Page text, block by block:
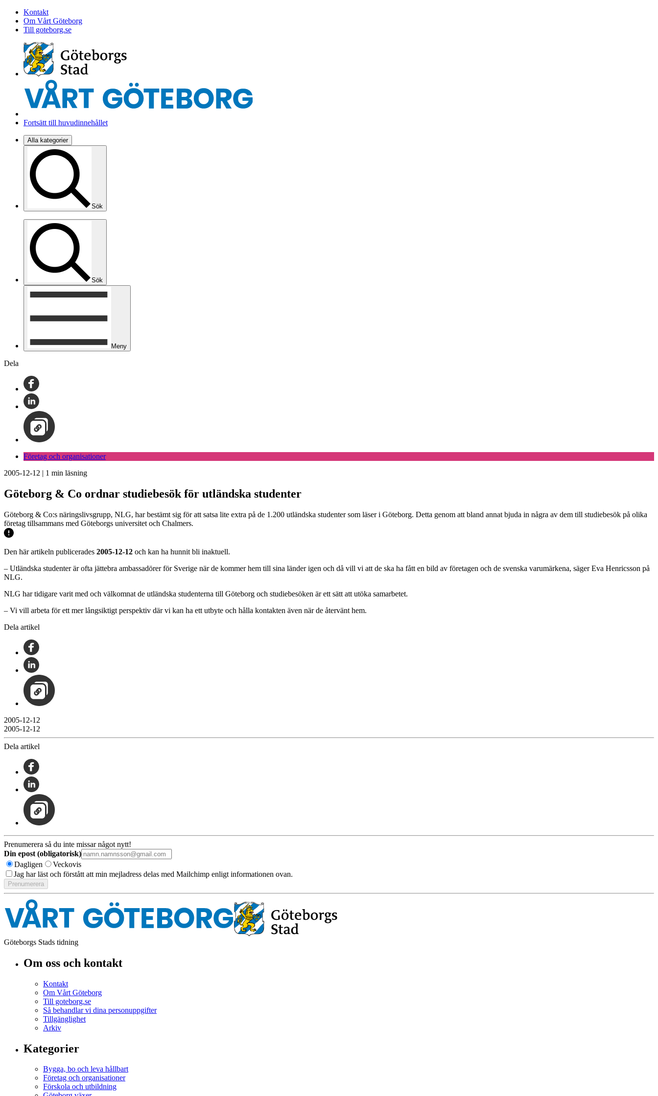
Kontakt
Om Vårt Göteborg
Till goteborg.se
Fortsätt till huvudinnehållet
Alla kategorier
Sök
Sök
Meny
Dela
Företag och organisationer
2005-12-12 | 1 min läsning
Göteborg & Co ordnar studiebesök för utländska studenter
Göteborg & Co:s näringslivsgrupp, NLG, har bestämt sig för att satsa lite extra på de 1.200 utländska studenter som läser i Göteborg. Detta genom att bland annat bjuda in några av dem till studiebesök på olika
företag tillsammans med Göteborgs universitet och Chalmers.
Den här artikeln publicerades 2005-12-12 och kan ha hunnit bli inaktuell.
– Utländska studenter är ofta jättebra ambassadörer för Sverige när de kommer hem till sina länder igen och då vill vi att de ska ha fått en bild av företagen och de svenska varumärkena, säger Eva Henricsson på
NLG.
NLG har tidigare varit med och välkomnat de utländska studenterna till Göteborg och studiebesöken är ett sätt att utöka samarbetet.
– Vi vill arbeta för ett mer långsiktigt perspektiv där vi kan ha ett utbyte och hålla kontakten även när de återvänt hem.
Dela artikel
2005-12-12
2005-12-12
Dela artikel
Prenumerera så du inte missar något nytt!
Din epost (obligatorisk)
Dagligen
Veckovis
Jag har läst och förstått att min mejladress delas med Mailchimp enligt informationen ovan.
Göteborgs Stads tidning
Om oss och kontakt
Kontakt
Om Vårt Göteborg
Till goteborg.se
Så behandlar vi dina personuppgifter
Tillgänglighet
Arkiv
Kategorier
Bygga, bo och leva hållbart
Företag och organisationer
Förskola och utbildning